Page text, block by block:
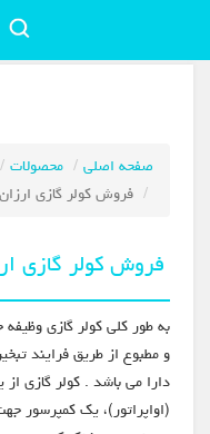
صفحه اصلی محصولات
فروش کولر گازی
فروش کولر گازی
به طور کلی کولر گازی
و مطبوع از طریق فرایند
دارا می باشد . کولر گازی
(اواپراتور)، یک کمپرسور